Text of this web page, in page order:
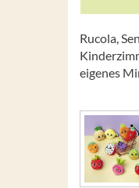
Rucola,
eigenes